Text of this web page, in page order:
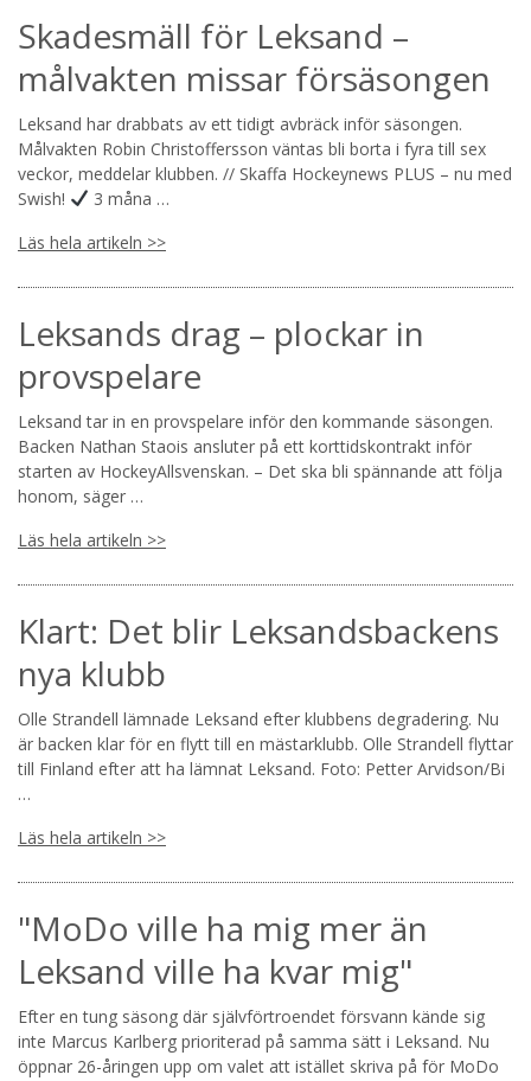
Skadesmäll för Leksand –
målvakten missar försäsongen
Leksand har drabbats av ett tidigt avbräck inför säsongen.
Målvakten Robin Christoffersson väntas bli borta i fyra till sex
veckor, meddelar klubben. // Skaffa Hockeynews PLUS – nu med
Swish!
3 måna …
Läs hela artikeln >>
Leksands drag – plockar in
provspelare
Leksand tar in en provspelare inför den kommande säsongen.
Backen Nathan Staois ansluter på ett korttidskontrakt inför
starten av HockeyAllsvenskan. – Det ska bli spännande att följa
honom, säger …
Läs hela artikeln >>
Klart: Det blir Leksandsbackens
nya klubb
Olle Strandell lämnade Leksand efter klubbens degradering. Nu
är backen klar för en flytt till en mästarklubb. Olle Strandell flyttar
till Finland efter att ha lämnat Leksand. Foto: Petter Arvidson/Bi
…
Läs hela artikeln >>
"MoDo ville ha mig mer än
Leksand ville ha kvar mig"
Efter en tung säsong där självförtroendet försvann kände sig
inte Marcus Karlberg prioriterad på samma sätt i Leksand. Nu
öppnar 26-åringen upp om valet att istället skriva på för MoDo